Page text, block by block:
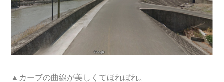
▲カーブの曲線が美しくてほれぼれ。